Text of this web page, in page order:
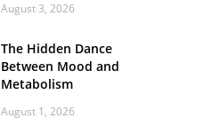
August 3, 2026
The Hidden Dance
Between Mood and
Metabolism
August 1, 2026